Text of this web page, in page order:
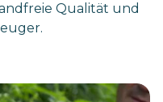
Qualität und